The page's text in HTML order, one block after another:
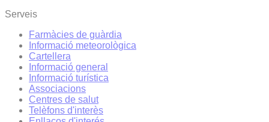
Serveis
Farmàcies de guàrdia
Informació meteorològica
Cartellera
Informació general
Informació turística
Associacions
Centres de salut
Telèfons d'interès